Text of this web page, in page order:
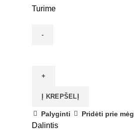
Turime
Aromaterapinis
"Levandos"
Į KREPŠELĮ
Palyginti Pridėti prie
Dalintis